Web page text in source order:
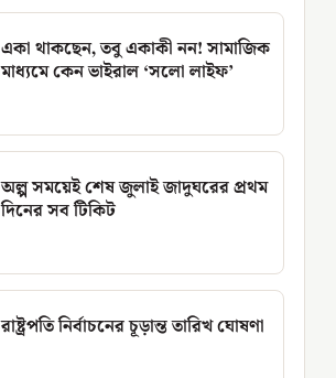
একা থাকছেন, তবু একাকী নন! সামাজিক
মাধ্যমে কেন ভাইরাল ‘সলো লাইফ’
অল্প সময়েই শেষ জুলাই জাদুঘরের প্রথম
দিনের সব টিকিট
রাষ্ট্রপতি নির্বাচনের চূড়ান্ত তারিখ ঘোষণা